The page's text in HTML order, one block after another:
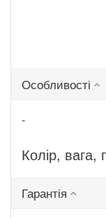
Особливості
-
Колір, вага,
Гарантія